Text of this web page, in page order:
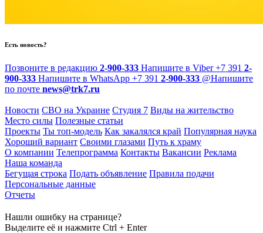
Есть новость?
Позвоните в редакцию 2-900-333 Напишите в Viber +7 391 2-
900-333 Напишите в WhatsApp +7 391 2-900-333 @Напишите
по почте news@trk7.ru
Новости СВО на Украине Студия 7 Виды на жительство
Место силы Полезные статьи
Проекты Ты топ-модель Как закалялся край Популярная наука
Хороший вариант Своими глазами Путь к храму
О компании Телепрограмма Контакты Вакансии Реклама
Наша команда
Бегущая строка Подать объявление Правила подачи
Персональные данные
Отчеты
Нашли ошибку на странице?
Выделите её и нажмите Ctrl + Enter